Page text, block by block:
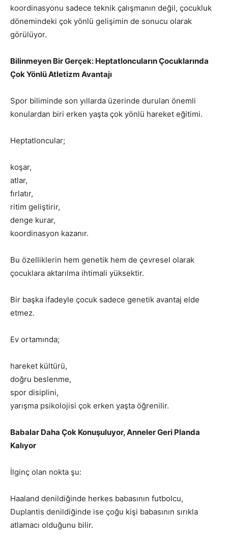
koordinasyonu sadece teknik çalışmanın değil, çocukluk
dönemindeki çok yönlü gelişimin de sonucu olarak
görülüyor.
Bilinmeyen Bir Gerçek: Heptatloncuların Çocuklarında
Çok Yönlü Atletizm Avantajı
Spor biliminde son yıllarda üzerinde durulan önemli
konulardan biri erken yaşta çok yönlü hareket eğitimi.
Heptatloncular;
koşar,
atlar,
fırlatır,
ritim geliştirir,
denge kurar,
koordinasyon kazanır.
Bu özelliklerin hem genetik hem de çevresel olarak
çocuklara aktarılma ihtimali yüksektir.
Bir başka ifadeyle çocuk sadece genetik avantaj elde
etmez.
Ev ortamında;
hareket kültürü,
doğru beslenme,
spor disiplini,
yarışma psikolojisi çok erken yaşta öğrenilir.
Babalar Daha Çok Konuşuluyor, Anneler Geri Planda
Kalıyor
İlginç olan nokta şu:
Haaland denildiğinde herkes babasının futbolcu,
Duplantis denildiğinde ise çoğu kişi babasının sırıkla
atlamacı olduğunu bilir.